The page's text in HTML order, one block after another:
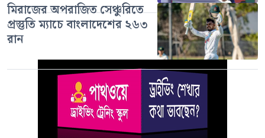
মিরাজের অপরাজিত সেঞ্চুরিতে
প্রস্তুতি ম্যাচে বাংলাদেশের ২৬৩
রান